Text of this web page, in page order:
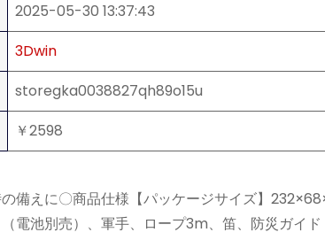
2025-05-30 13:37:43
3Dwin
storegka0038827qh89o15u
￥2598
備えに〇商品仕様【パッケージサイズ】
電池別売）、軍手、ロープ3m、笛、防災ガイ